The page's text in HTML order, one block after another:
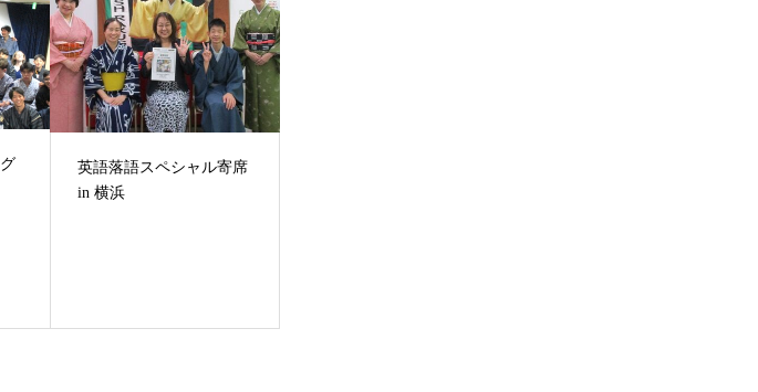
英語落語スペシャル寄席
in 横浜